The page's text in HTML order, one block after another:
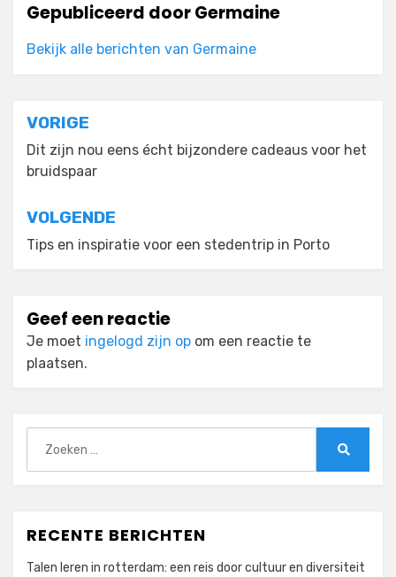
Gepubliceerd doorGermaine
Bekijk alle berichten van Germaine
Bericht
navigatie
VORIGE
Dit zijn nou eens écht bijzondere cadeaus voor het
bruidspaar
VOLGENDE
Tips en inspiratie voor een stedentrip in Porto
Geef een reactie
Je moet ingelogd zijn op om een reactie te
plaatsen.
naar:
RECENTE BERICHTEN
Talen leren in rotterdam: een reis door cultuur en diversiteit